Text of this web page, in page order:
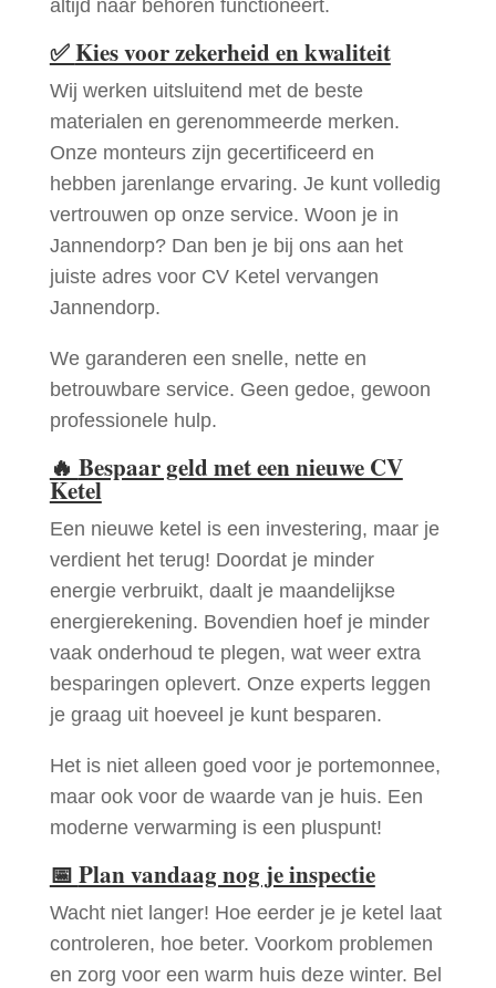
altijd naar behoren functioneert.
✅Kies voor zekerheid en kwaliteit
Wij werken uitsluitend met de beste
materialen en gerenommeerde merken.
Onze monteurs zijn gecertificeerd en
hebben jarenlange ervaring. Je kunt volledig
vertrouwen op onze service. Woon je in
Jannendorp? Dan ben je bij ons aan het
juiste adres voor CV Ketel vervangen
Jannendorp.
We garanderen een snelle, nette en
betrouwbare service. Geen gedoe, gewoon
professionele hulp.
🔥 Bespaar geld met een nieuwe CV
Ketel
Een nieuwe ketel is een investering, maar je
verdient het terug! Doordat je minder
energie verbruikt, daalt je maandelijkse
energierekening. Bovendien hoef je minder
vaak onderhoud te plegen, wat weer extra
besparingen oplevert. Onze experts leggen
je graag uit hoeveel je kunt besparen.
Het is niet alleen goed voor je portemonnee,
maar ook voor de waarde van je huis. Een
moderne verwarming is een pluspunt!
📅 Plan vandaag nog je inspectie
Wacht niet langer! Hoe eerder je je ketel laat
controleren, hoe beter. Voorkom problemen
en zorg voor een warm huis deze winter. Bel